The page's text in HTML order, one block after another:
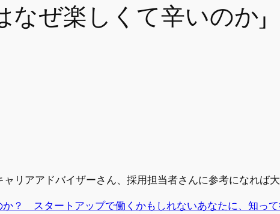
なぜ楽しくて辛いのか」
リアアドバイザーさん、採用担当者さんに参考になれば
？ スタートアップで働くかもしれないあなたに、知っ